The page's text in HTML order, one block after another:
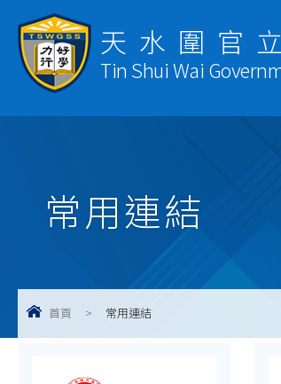
天水圍官
Tin Shui Wai
常用連結
首頁 > 常用連結